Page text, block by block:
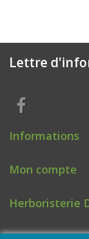
Lettre
Informations
Mon compte
Herboristerie